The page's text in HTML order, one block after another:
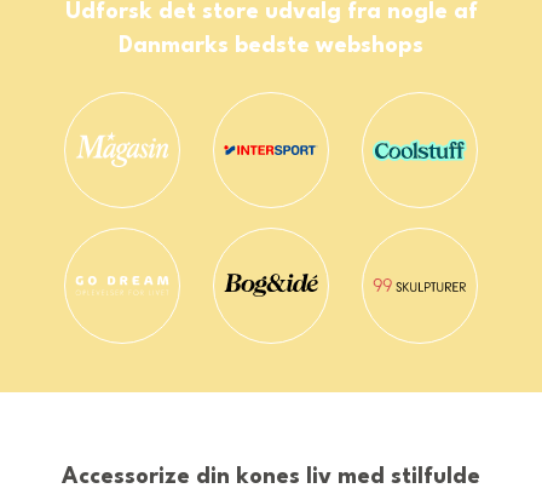
Udforsk det store udvalg fra nogle af
Danmarks bedste webshops
Accessorize din kones liv med stilfulde